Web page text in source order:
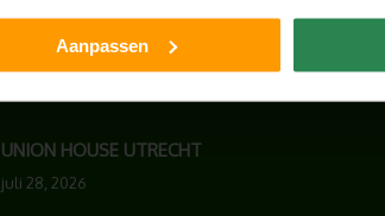
Aanpassen
PAKKEN WE HET AAN
UNION HOUSE UTRECHT
juli 28, 2026